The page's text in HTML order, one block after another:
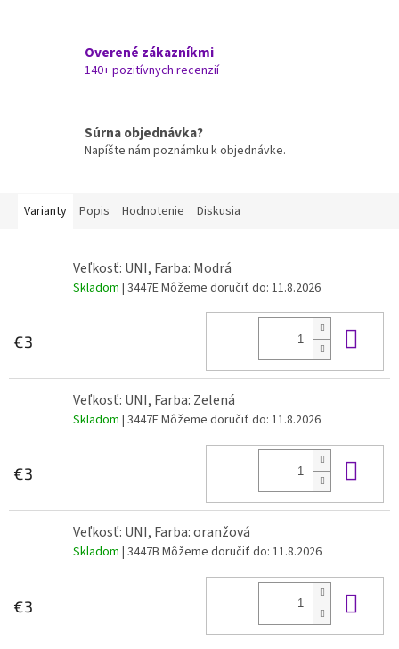
Overené zákazníkmi
140+ pozitívnych recenzií
Súrna objednávka?
Napíšte nám poznámku k objednávke.
Varianty Popis Hodnotenie Diskusia
Veľkosť: UNI, Farba: Modrá
Skladom | 3447EMôžeme doručiť do: 11.8.2026
€3
Veľkosť: UNI, Farba: Zelená
Skladom | 3447F Môžeme doručiť do: 11.8.2026
€3
Veľkosť: UNI, Farba: oranžová
Skladom | 3447B Môžeme doručiť do: 11.8.2026
€3